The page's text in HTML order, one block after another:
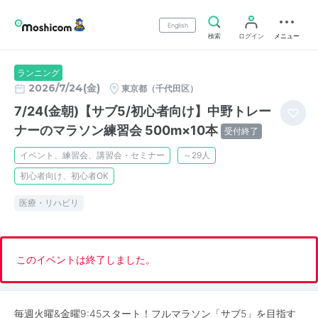
English
検索
ログイン メニュー
ランニング
2026/7/24(金) 東京都（千代田区）
7/24(金朝)【サブ5/初心者向け】中野トレー
ナーのマラソン練習会 500m×10本 受付終了
イベント、練習会、講習会・セミナー
～29人
初心者向け、初心者OK
医療・リハビリ
このイベントは終了しました。
毎週火曜&金曜9:45スタート！フルマラソン「サブ5」を目指す